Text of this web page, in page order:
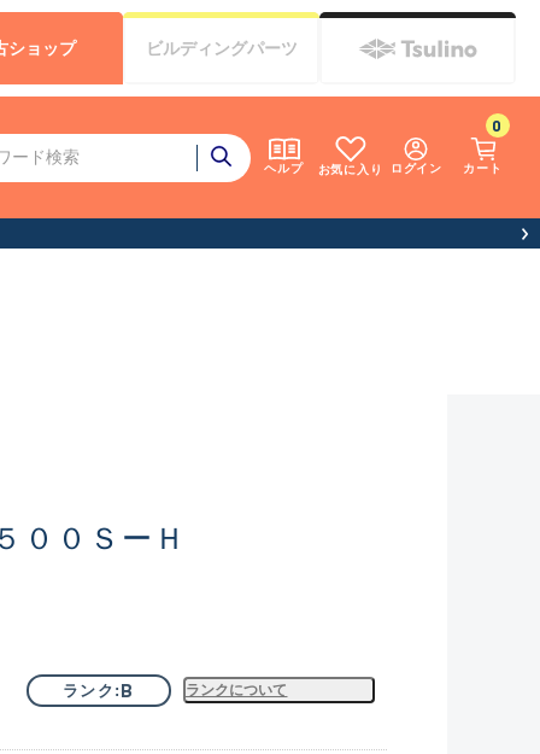
ヘルプ お気に入り ログイン カート
0
ショップ ビルディングパーツ
００ＳーＨ
ランク B ランクについて